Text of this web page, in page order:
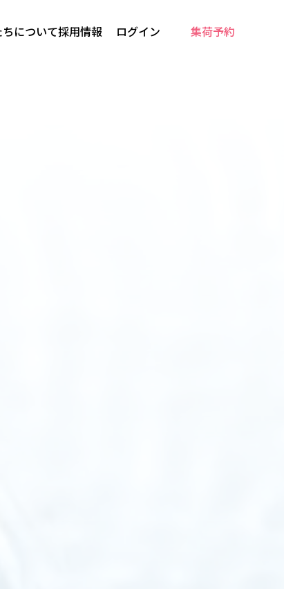
について採用情報 ログイン 集荷予約